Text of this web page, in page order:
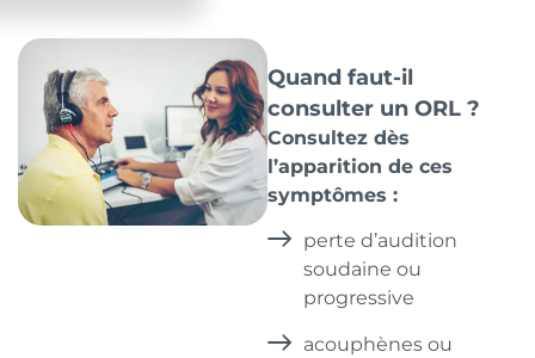
Quand faut-il
consulter un ORL ?
Consultez dès
l’apparition de ces
symptômes :
perte d’audition
soudaine ou
progressive
acouphènes ou